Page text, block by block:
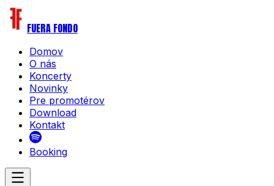
FUERA FONDO
Domov
O nás
Koncerty
Novinky
Pre promotérov
Download
Kontakt
Booking